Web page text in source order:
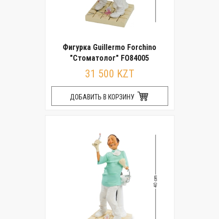
Фигурка Guillermo Forchino
"Стоматолог" FO84005
31 500 KZT
ДОБАВИТЬ В КОРЗИНУ